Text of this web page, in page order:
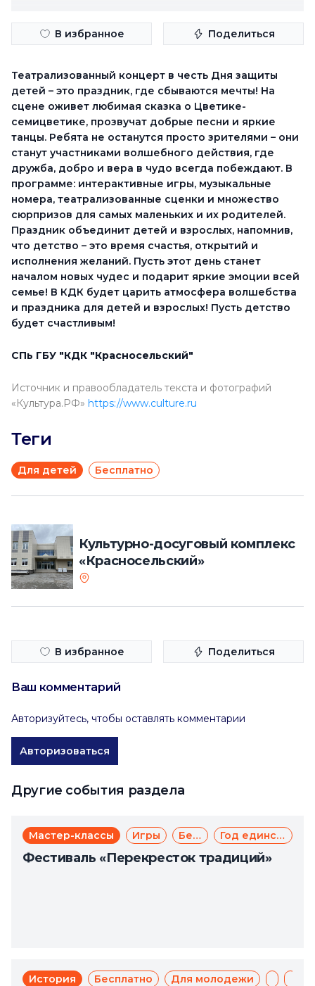
В избранное Поделиться
Театрализованный концерт в честь Дня защиты
детей – это праздник, где сбываются мечты! На
сцене оживет любимая сказка о Цветике-
семицветике, прозвучат добрые песни и яркие
танцы. Ребята не останутся просто зрителями – они
станут участниками волшебного действия, где
дружба, добро и вера в чудо всегда побеждают. В
программе: интерактивные игры, музыкальные
номера, театрализованные сценки и множество
сюрпризов для самых маленьких и их родителей.
Праздник объединит детей и взрослых, напомнив,
что детство – это время счастья, открытий и
исполнения желаний. Пусть этот день станет
началом новых чудес и подарит яркие эмоции всей
семье! В КДК будет царить атмосфера волшебства
и праздника для детей и взрослых! Пусть детство
будет счастливым!
СПь ГБУ "КДК "Красносельский"
Источник и правообладатель текста и фотографий
«Культура.РФ» https://www.culture.ru
Теги
Для детей Бесплатно
Культурно-досуговый комплекс
«Красносельский»
В избранное Поделиться
Ваш комментарий
Авторизуйтесь, чтобы оставлять комментарии
Авторизоваться
Другие события раздела
Мастер-классы Игры Бесплатно Год единства народов России
Фестиваль «Перекресток традиций»
История Бесплатно Для молодежи День